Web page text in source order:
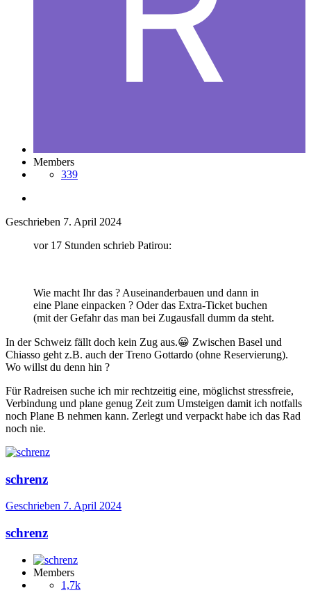
Members
339
Geschrieben 7. April 2024
vor 17 Stunden schrieb Patirou:
Wie macht Ihr das ? Auseinanderbauen und dann in
eine Plane einpacken ? Oder das Extra-Ticket buchen
(mit der Gefahr das man bei Zugausfall dumm da steht.
In der Schweiz fällt doch kein Zug aus.😀 Zwischen Basel und
Chiasso geht z.B. auch der Treno Gottardo (ohne Reservierung).
Wo willst du denn hin ?
Für Radreisen suche ich mir rechtzeitig eine, möglichst stressfreie,
Verbindung und plane genug Zeit zum Umsteigen damit ich notfalls
noch Plane B nehmen kann. Zerlegt und verpackt habe ich das Rad
noch nie.
schrenz
Geschrieben 7. April 2024
schrenz
Members
1,7k